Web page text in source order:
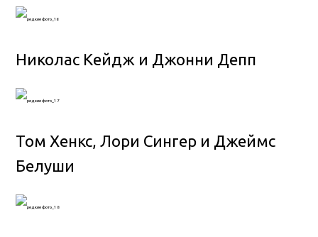
Николас Кейдж и Джонни Депп
Том Хенкс, Лори Сингер и Джеймс
Белуши